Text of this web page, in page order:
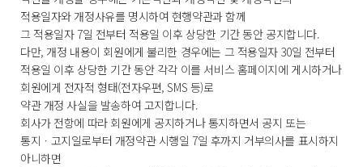
적용일자와 개정사유를 명시하여 현행약관과 함께
그 적용일자 7일 전부터 적용일 이후 상당한 기간 동안 공지합니다.
다만, 개정 내용이 회원에게 불리한 경우에는 그 적용일자 30일 전부터
적용일 이후 상당한 기간 동안 각각 이를 서비스 홈페이지에 게시하거나
회원에게 전자적 형태(전자우편, SMS 등)로
약관 개정 사실을 발송하여 고지합니다.
회사가 전항에 따라 회원에게 공지하거나 통지하면서 공지 또는
통지ㆍ고지일로부터 개정약관 시행일 7일 후까지 거부의사를 표시하지
아니하면